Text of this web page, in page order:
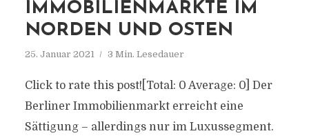
IMMOBILIENMÄRKTE IM
NORDEN UND OSTEN
25. Januar 2021 3 Min. Lesedauer
Click to rate this post![Total: 0 Average: 0] Der
Berliner Immobilienmarkt erreicht eine
Sättigung – allerdings nur im Luxussegment.